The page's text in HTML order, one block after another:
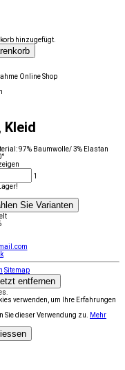
hinzugefügt.
Online Shop
Kleid
97% Baumwolle/ 3% Elastan
1
Sie Varianten
Sitemap
entfernen
verwenden, um Ihre Erfahrungen
Sie dieser Verwendung zu.
Mehr